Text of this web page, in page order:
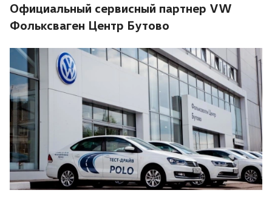
Официальный сервисный партнер VW
Фольксваген Центр Бутово